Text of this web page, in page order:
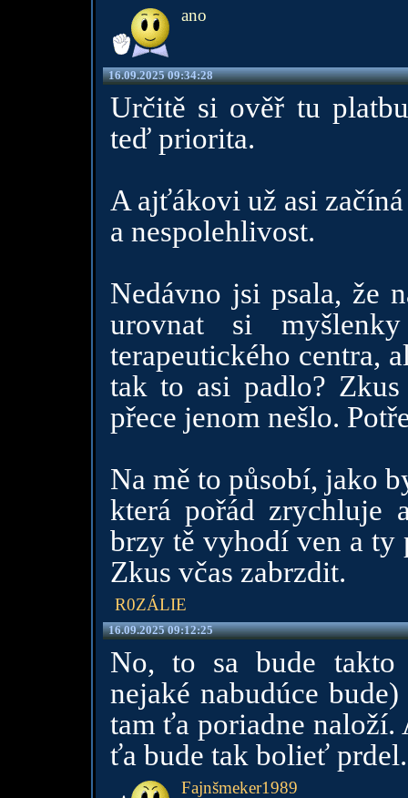
ano
16.09.2025 09:34:28
Určitě si ověř tu
teď priorita.
A ajťákovi už asi
a nespolehlivost.
Nedávno jsi psala, že
urovnat si
terapeutického centra,
tak to asi padlo?
přece jenom nešlo.
Na mě to působí, jako
která pořád zrychluje
brzy tě vyhodí ven a ty
Zkus včas zabrzdit.
R0ZÁLIE
16.09.2025 09:12:25
No, to sa bude takto
nejaké nabudúce
tam ťa poriadne naloží.
ťa bude tak bolieť prdel.
Fajnšmeker1989